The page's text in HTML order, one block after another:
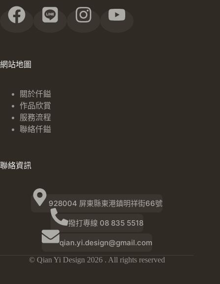
網站地圖
關於仟鎰
作品欣賞
服務流程
聯絡仟鎰
聯絡資訊
928004 屏東縣東港鎮明祥街66號
撥打專線 08 835 5518
qian.yi.design@gmail.com
© Qian Yi Design 2026 . All rights reserved